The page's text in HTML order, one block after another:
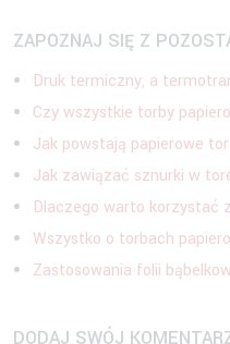
ZAPOZNAJ SIĘ Z
Druk termiczny, a
Czy wszystkie torby
Jak powstają papierowe
Jak zawiązać sznurki w
Dlaczego warto korzystać
Wszystko o torbach
Zastosowania folii
DODAJ SWÓJ